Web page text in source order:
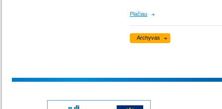
Plačiau
Archyvas